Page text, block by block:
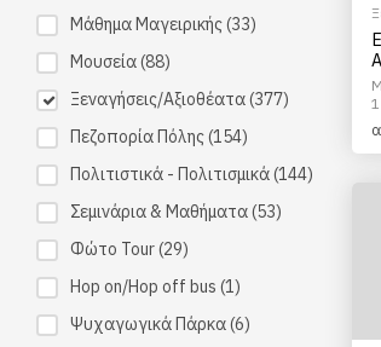
Μάθημα Μαγειρικής(33)
Μουσεία(88)
Ξεναγήσεις/Αξιοθέατα(377)
Πεζοπορία Πόλης(154)
Πολιτιστικά - Πολιτισμικά(144)
Σεμινάρια & Μαθήματα(53)
Φώτο Tour(29)
Hop on/Hop off bus (1)
Ψυχαγωγικά Πάρκα(6)